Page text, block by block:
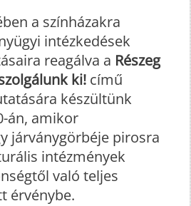
a színházakra
intézkedések
reagálva a Részeg
ki! című
készültünk
án, amikor
járványgörbéje pirosra
intézmények
való teljes
érvénybe.